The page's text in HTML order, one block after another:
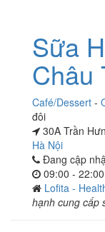
Sữa
Châu
Café/Dessert -
đôi
30A Trần
Hà Nội
Đang cập
09:00 - 22:00
Lofita -
hạnh cung cấp